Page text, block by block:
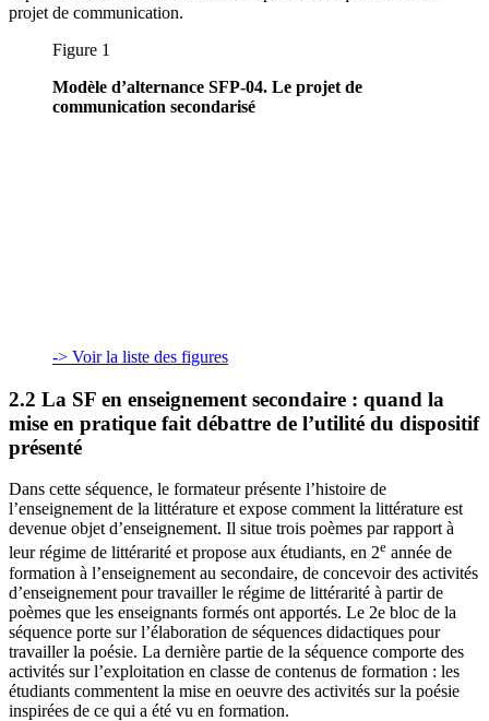
projet de communication.
Figure 1
Modèle d’alternance SFP-04. Le projet de
communication secondarisé
-> Voir la liste des figures
2.2 La SF en enseignement secondaire : quand la
mise en pratique fait débattre de l’utilité du dispositif
présenté
Dans cette séquence, le formateur présente l’histoire de
l’enseignement de la littérature et expose comment la littérature est
devenue objet d’enseignement. Il situe trois poèmes par rapport à
leur régime de littérarité et propose aux étudiants, en 2e année de
formation à l’enseignement au secondaire, de concevoir des activités
d’enseignement pour travailler le régime de littérarité à partir de
poèmes que les enseignants formés ont apportés. Le 2e bloc de la
séquence porte sur l’élaboration de séquences didactiques pour
travailler la poésie. La dernière partie de la séquence comporte des
activités sur l’exploitation en classe de contenus de formation : les
étudiants commentent la mise en oeuvre des activités sur la poésie
inspirées de ce qui a été vu en formation.